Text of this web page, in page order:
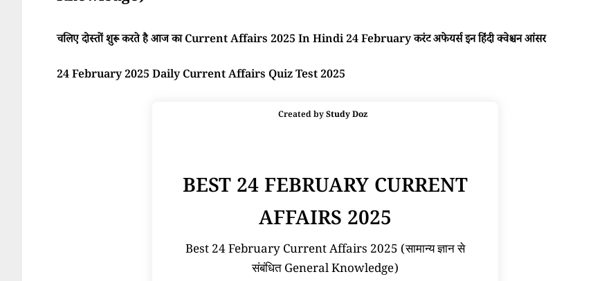
चलिए दोस्तों शुरू करते है आज का Current Affairs 2025 In Hindi 24 February करंट अफेयर्स इन हिंदी क्वेश्चन आंसर
24 February 2025 Daily Current Affairs Quiz Test 2025
Created byStudy Doz
BEST 24 FEBRUARY CURRENT
AFFAIRS 2025
Best 24 February Current Affairs 2025 (सामान्य ज्ञान से
संबंधित General Knowledge)